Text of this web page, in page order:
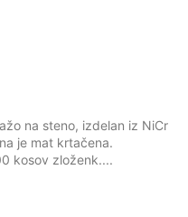
na steno, izdelan iz NiCr
je mat krtačena.
kosov zloženk....